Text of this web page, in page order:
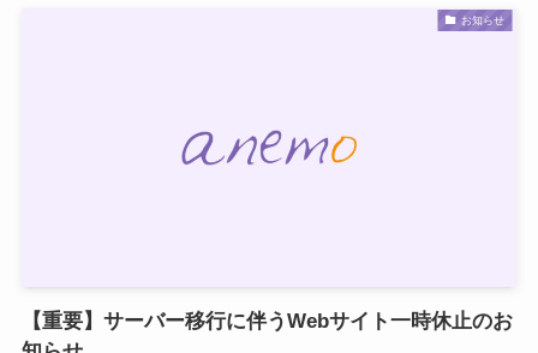
お知らせ
【重要】サーバー移行に伴うWebサイト一時休止のお